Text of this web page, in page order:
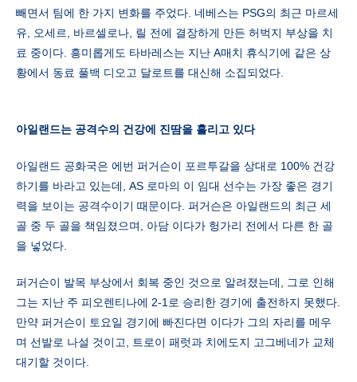
빼면서 팀에 한 가지 변화를 주었다. 네베스는 PSG의 최근 마르세
유, 오세르, 바르셀로나, 릴 전에 결장하게 만든 허벅지 부상을 치
료 중이다. 흥미롭게도 타바레스는 지난 A매치 휴식기에 같은 상
황에서 동료 풀백 디오고 달로트를 대신해 소집되었다.
아일랜드는 공격수의 건강에 진땀을 흘리고 있다
아일랜드 공화국은 에번 퍼거슨이 포르투갈을 상대로 100% 건강
하기를 바라고 있는데, AS 로마의 이 임대 선수는 가장 좋은 경기
력을 보이는 공격수이기 때문이다. 퍼거슨은 아일랜드의 최근 세
골 중 두 골을 책임졌으며, 아담 이다가 헝가리 전에서 다른 한 골
을 넣었다.
퍼거슨이 발목 부상에서 회복 중인 것으로 알려졌는데, 그로 인해
그는 지난 주 피오렌티나에 2-1로 승리한 경기에 출전하지 못했다.
만약 퍼거슨이 토요일 경기에 빠진다면 이다가 그의 자리를 메우
며 선발로 나설 것이고, 트로이 패럿과 치에도지 고그베네가 교체
대기할 것이다.